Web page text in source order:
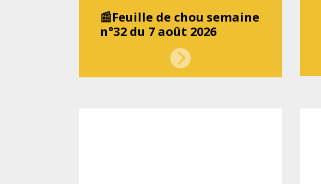
📰Feuille de chou semaine
n°32 du 7 août 2026